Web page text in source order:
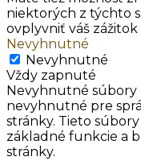
niektorých z týchto
ovplyvniť váš zážitok
Nevyhnutné
Nevyhnutné
Vždy zapnuté
Nevyhnutné súbory
nevyhnutné pre
stránky. Tieto
základné funkcie a
stránky.